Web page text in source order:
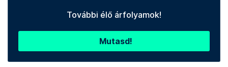
További élő árfolyamok!
Mutasd!